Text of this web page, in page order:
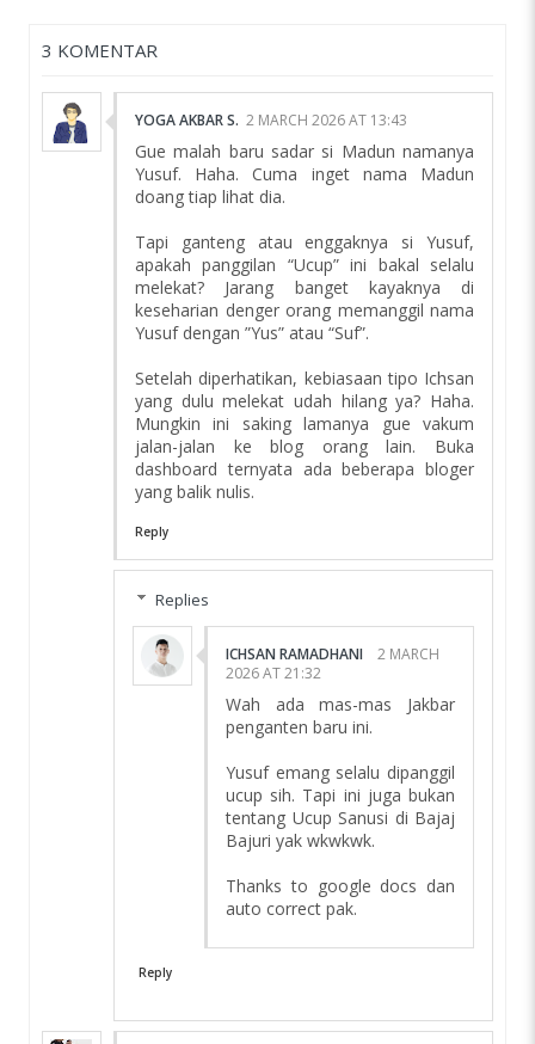
3 KOMENTAR
YOGA AKBAR S. 2 MARCH 2026 AT 13:43
Gue malah baru sadar si Madun namanya
Yusuf. Haha. Cuma inget nama Madun
doang tiap lihat dia.
Tapi ganteng atau enggaknya si Yusuf,
apakah panggilan “Ucup” ini bakal selalu
melekat? Jarang banget kayaknya di
keseharian denger orang memanggil nama
Yusuf dengan ”Yus” atau “Suf”.
Setelah diperhatikan, kebiasaan tipo Ichsan
yang dulu melekat udah hilang ya? Haha.
Mungkin ini saking lamanya gue vakum
jalan-jalan ke blog orang lain. Buka
dashboard ternyata ada beberapa bloger
yang balik nulis.
Reply
Replies
ICHSAN RAMADHANI
2 MARCH
2026 AT 21:32
Wah ada mas-mas Jakbar
penganten baru ini.
Yusuf emang selalu dipanggil
ucup sih. Tapi ini juga bukan
tentang Ucup Sanusi di Bajaj
Bajuri yak wkwkwk.
Thanks to google docs dan
auto correct pak.
Reply